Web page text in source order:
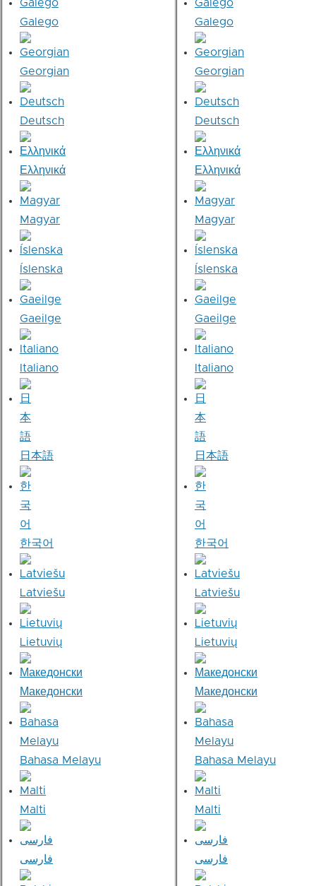
Galego
Georgian
Deutsch
Ελληνικά
Magyar
Íslenska
Gaeilge
Italiano
日本語
한국어
Latviešu
Lietuvių
Македонски
Bahasa Melayu
Malti
فارسی
Galego
Georgian
Deutsch
Ελληνικά
Magyar
Íslenska
Gaeilge
Italiano
日本語
한국어
Latviešu
Lietuvių
Македонски
Bahasa Melayu
Malti
فارسی